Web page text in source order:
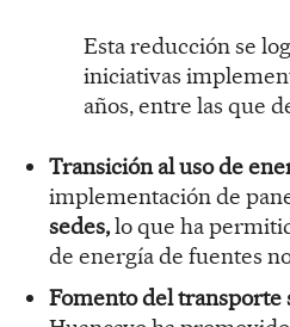
Esta reducción se
iniciativas
años, entre las que
Transición al uso de
implementación de
sedes,lo que ha
de energía de fuentes
Fomento del transporte